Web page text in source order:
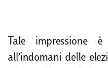
Tale impressione
all’indomani delle